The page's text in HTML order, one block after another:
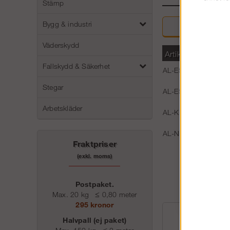
Stämp
Bygg & industri
Väderskydd
Fallskydd & Säkerhet
Stegar
Arbetskläder
Fraktpriser
(exkl. moms)
Postpaket.
Max. 20 kg
≤ 0,80 meter
295 kronor
Halvpall (ej paket)
Artikelnummer
AL-E581301
AL-E581302
AL-KLN000200
AL-NIT050220